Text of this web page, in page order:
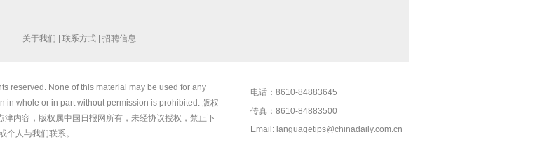
关于我们 联系方式 招聘信息
reserved. None of this material may be used for any
in whole or in part without permission is prohibited. 版权
内容，版权属中国日报网所有，未经协议授权，禁止下
个人与我们联系。
电话：8610-84883645
传真：8610-84883500
Email: languagetips@chinadaily.com.cn